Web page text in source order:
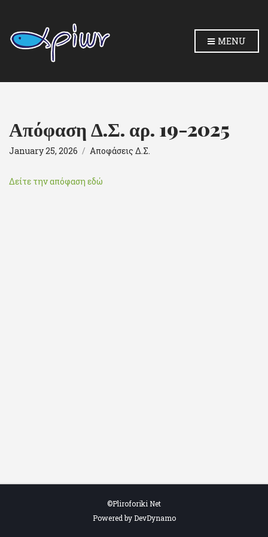
MENU
Απόφαση Δ.Σ. αρ. 19-2025
January 25, 2026 Αποφάσεις Δ.Σ.
Δείτε την απόφαση εδώ
©Pliroforiki Net
Powered by DevDynamo